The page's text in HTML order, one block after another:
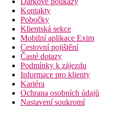
Kontakty
Pobočky
Klientská sekce
Mobilní aplikace Exim
Cestovní pojištění
Časté dotazy
Podmínky k zájezdu
Informace pro klienty
Kariéra
Ochrana osobních údajů
Nastavení soukromí